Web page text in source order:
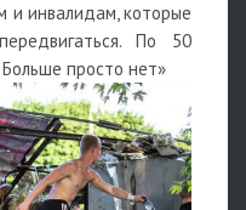
и инвалидам, которые
По 50
просто нет»